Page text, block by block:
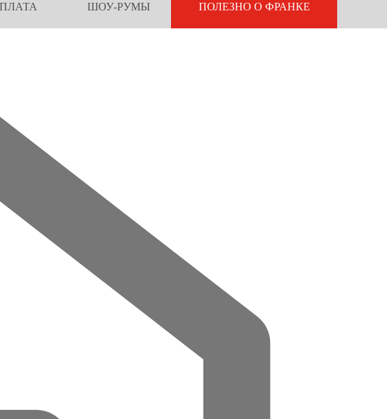
ШОУ-РУМЫ ПОЛЕЗНО О ФРАНКЕ